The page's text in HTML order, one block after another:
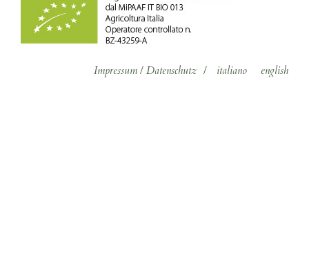
Impressum / Datenschutz / italiano english